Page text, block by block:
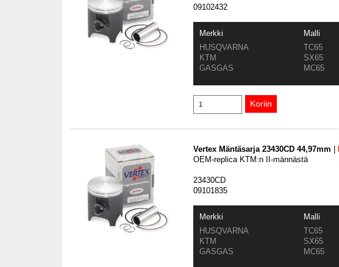
09102432
Merkki Malli
HUSQVARNA
TC65
KTM
SX65
GASGAS
MC65
Vertex Mäntäsarja 23430CD 44,97mm
OEM-replica KTM:n II-männästä
23430CD
09101835
Merkki Malli
HUSQVARNA
TC65
KTM
SX65
GASGAS
MC65